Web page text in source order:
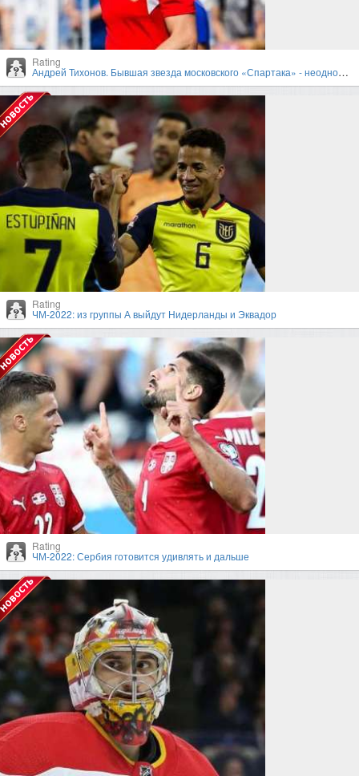
Rating
Андрей Тихонов. Бывшая звезда московского «Спартака» - неоднозначный тренер
Rating
ЧМ-2022: из группы А выйдут Нидерланды и Эквадор
Rating
ЧМ-2022: Сербия готовится удивлять и дальше